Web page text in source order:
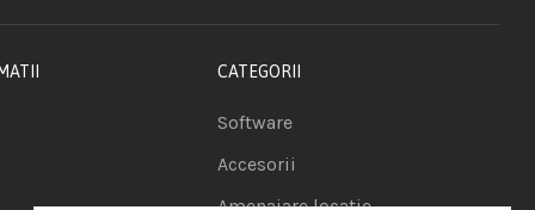
CATEGORII
Software
Accesorii
Amenajare locatie